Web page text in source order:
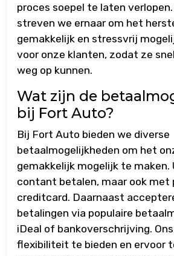
proces soepel te laten
streven we ernaar om het
gemakkelijk en stressvrij
voor onze klanten, zodat ze
weg op kunnen.
Wat zijn de
bij Fort Auto?
Bij Fort Auto bieden we diverse
betaalmogelijkheden om het
gemakkelijk mogelijk te maken.
contant betalen, maar ook met
creditcard. Daarnaast
betalingen via populaire
iDeal of bankoverschrijving.
flexibiliteit te bieden en ervoor